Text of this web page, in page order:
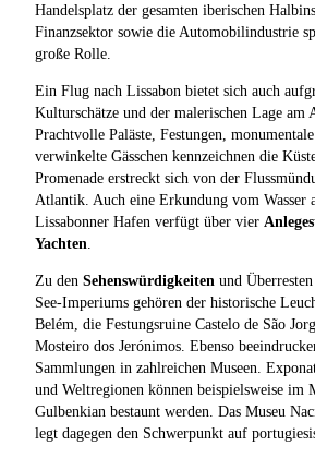
Handelsplatz der gesamten iberischen
Finanzsektor sowie die Automobilindustrie
große Rolle.
Ein Flug nach Lissabon bietet sich auch
Kulturschätze und der malerischen Lage am
Prachtvolle Paläste, Festungen,
verwinkelte Gässchen kennzeichnen die
Promenade erstreckt sich von der
Atlantik. Auch eine Erkundung vom Wasser
Lissabonner Hafen verfügt über vier
Yachten
Zu den Sehenswürdigkeiten und
See-Imperiums gehören der historische
Belém, die Festungsruine Castelo de São
Mosteiro dos Jerónimos. Ebenso
Sammlungen in zahlreichen Museen.
und Weltregionen können beispielsweise im
Gulbenkian bestaunt werden. Das Museu
legt dagegen den Schwerpunkt auf